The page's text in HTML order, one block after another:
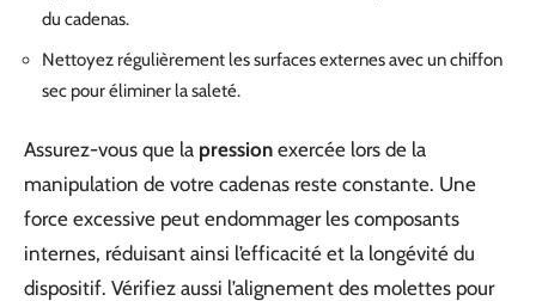
du cadenas.
Nettoyez régulièrement les surfaces externes avec un chiffon
sec pour éliminer la saleté.
Assurez-vous que la pression exercée lors de la
manipulation de votre cadenas reste constante. Une
force excessive peut endommager les composants
internes, réduisant ainsi l’efficacité et la longévité du
dispositif. Vérifiez aussi l’alignement des molettes pour